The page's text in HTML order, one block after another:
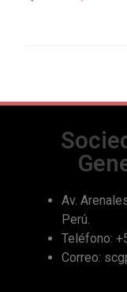
Av.
Perú.
Teléfono:
Correo: